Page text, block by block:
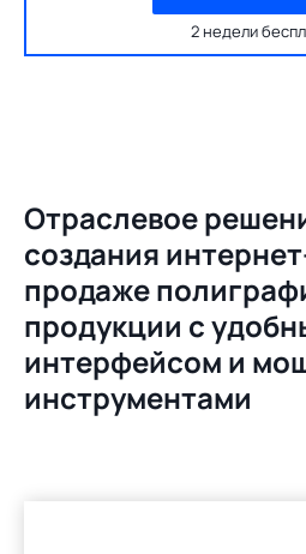
2 недели
Отраслевое
создания
продаже
продукции с
интерфейсом и
инструментами